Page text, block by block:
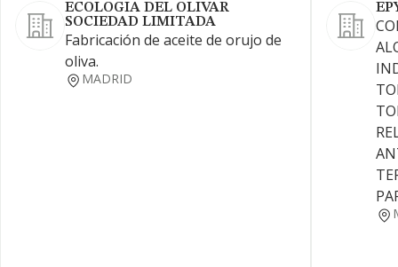
ECOLOGIA DEL OLIVAR
SOCIEDAD LIMITADA
Fabricación de aceite de orujo de
oliva.
MADRID